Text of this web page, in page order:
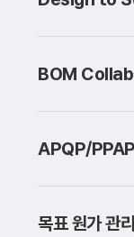
BOM
APQP/PPAP
목표 원가 관